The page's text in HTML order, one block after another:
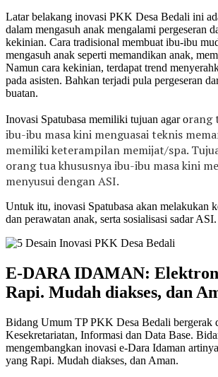
Latar belakang inovasi PKK Desa Bedali ini
dalam mengasuh anak mengalami pergeseran
kekinian. Cara tradisional membuat ibu-ibu
mengasuh anak seperti memandikan anak,
Namun cara kekinian, terdapat trend
pada asisten. Bahkan terjadi pula pergeseran
buatan.
Inovasi Spatubasa memiliki tujuan agar orang
ibu-ibu masa kini menguasai teknis
memiliki keterampilan memijat/spa.
orang tuakhususnya ibu-ibu masa kini
menyusui dengan ASI.
Untuk itu, inovasi Spatubasa akan melakukan
dan perawatan anak, serta sosialisasi sadar ASI.
E-DARA IDAMAN:
Rapi. Mudah diakses, dan
Bidang Umum TP PKK Desa Bedali bergerak
Kesekretariatan, Informasi dan Data Base.
mengembangkan inovasi e-Dara Idaman
yang Rapi. Mudah diakses, dan Aman.